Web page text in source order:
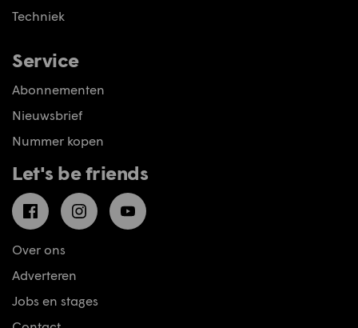
Techniek
Service
Abonnementen
Nieuwsbrief
Nummer kopen
Let's be friends
FacebookInstagramYouTube
Over ons
Adverteren
Jobs en stages